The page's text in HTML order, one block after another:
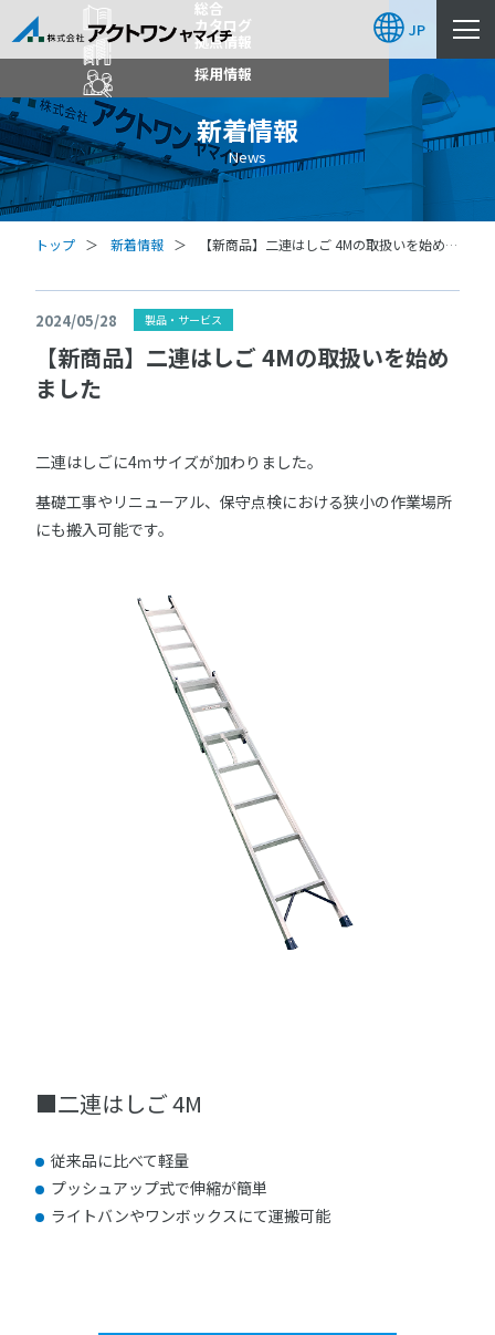
総合
カタログ
拠点情報
採用情報
JP
新着情報
News
トップ 新着情報
【新商品】二連はしご 4Mの取扱いを始めま
2024/05/28 製品・サービス
【新商品】二連はしご 4Mの取扱いを始め
ました
二連はしごに4ｍサイズが加わりました。
基礎工事やリニューアル、保守点検における狭小の作業場所
にも搬入可能です。
■二連はしご 4M
従来品に比べて軽量
プッシュアップ式で伸縮が簡単
ライトバンやワンボックスにて運搬可能